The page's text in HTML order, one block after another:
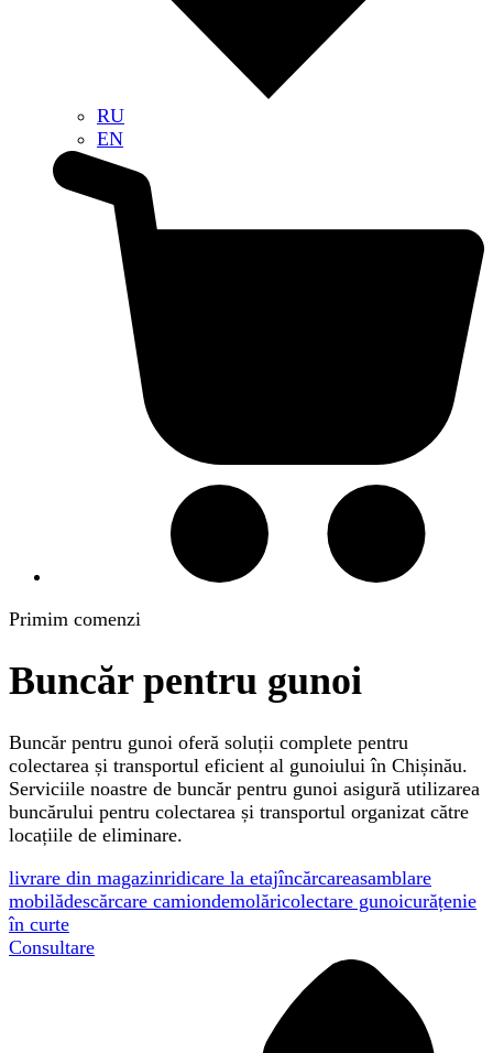
RU
EN
Primim comenzi
Buncăr pentru gunoi
Buncăr pentru gunoi oferă soluții complete pentru
colectarea și transportul eficient al gunoiului în Chișinău.
Serviciile noastre de buncăr pentru gunoi asigură utilizarea
buncărului pentru colectarea și transportul organizat către
locațiile de eliminare.
livrare din magazinridicare la etajîncărcareasamblare
mobilădescărcare camiondemolăricolectare gunoicurățenie
în curte
Consultare